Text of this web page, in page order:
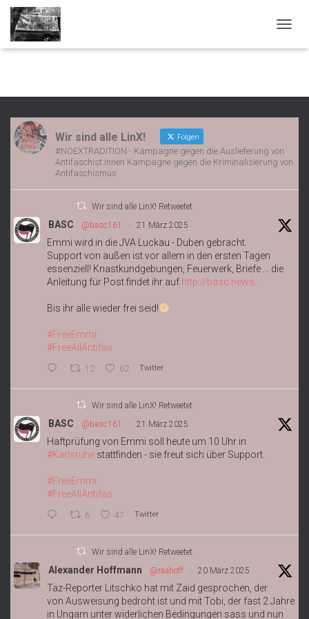
Wir sind alle LinX! Folgen
#NOEXTRADITION - Kampagne gegen die Auslieferung von
Antifaschist:innen Kampagne gegen die Kriminalisierung von
Antifaschismus
Wir sind alle LinX! Retweetet
BASC @basc161 · 21 März 2025
Emmi wird in die JVA Luckau - Duben gebracht.
Support von außen ist vor allem in den ersten Tagen
essenziell! Knastkundgebungen, Feuerwerk, Briefe ... die
Anleitung für Post findet ihr auf http://basc.news
Bis ihr alle wieder frei seid!
#FreeEmmi
#FreeAllAntifas
12 62 Twitter
Wir sind alle LinX! Retweetet
BASC @basc161 · 21 März 2025
Haftprüfung von Emmi soll heute um 10 Uhr in
#Karlsruhe stattfinden - sie freut sich über Support.
#FreeEmmi
#FreeAllAntifas
6 47 Twitter
Wir sind alle LinX! Retweetet
Alexander Hoffmann @raahoff · 20 März 2025
Taz-Reporter Litschko hat mit Zaid gesprochen, der
von Ausweisung bedroht ist und mit Tobi, der fast 2 Jahre
in Ungarn unter widerlichen Bedingungen sass und nun